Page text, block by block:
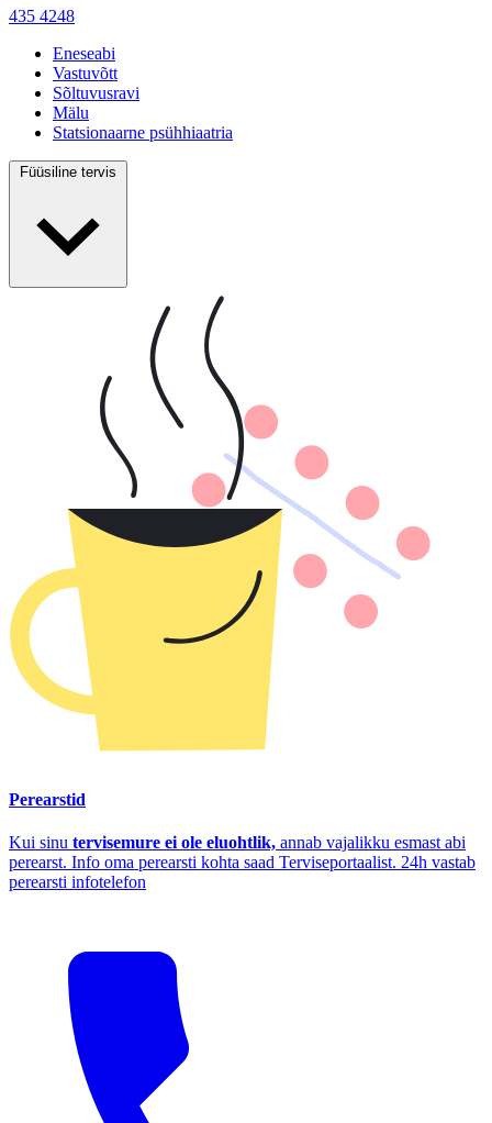
435 4248
Eneseabi
Vastuvõtt
Sõltuvusravi
Mälu
Statsionaarne psühhiaatria
Füüsiline tervis
Perearstid
Kui sinu tervisemure ei ole eluohtlik, annab vajalikku esmast abi
perearst. Info oma perearsti kohta saad Terviseportaalist. 24h vastab
perearsti infotelefon